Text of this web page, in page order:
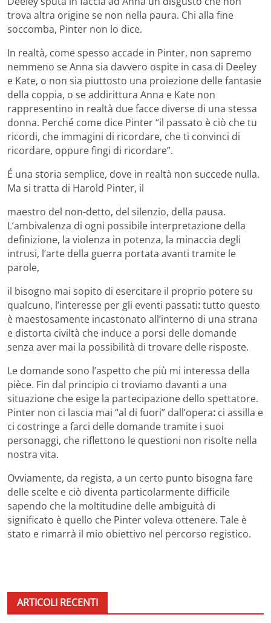
trova altra origine se non nella paura. Chi alla fine
soccomba, Pinter non lo dice.
In realtà, come spesso accade in Pinter, non sapremo
nemmeno se Anna sia davvero ospite in casa di Deeley
e Kate, o non sia piuttosto una proiezione delle fantasie
della coppia, o se addirittura Anna e Kate non
rappresentino in realtà due facce diverse di una stessa
donna. Perché come dice Pinter “il passato è ciò che tu
ricordi, che immagini di ricordare, che ti convinci di
ricordare, oppure fingi di ricordare”.
É una storia semplice, dove in realtà non succede nulla.
Ma si tratta di Harold Pinter, il
maestro del non-detto, del silenzio, della pausa.
Lʼambivalenza di ogni possibile interpretazione della
definizione, la violenza in potenza, la minaccia degli
intrusi, lʼarte della guerra portata avanti tramite le
parole,
il bisogno mai sopito di esercitare il proprio potere su
qualcuno, lʼinteresse per gli eventi passati:tutto questo
è maestosamente incastonato allʼinterno di una strana
e distorta civiltà che induce a porsi delle domande
senza aver mai la possibilità di trovare delle risposte.
Le domande sono lʼaspetto che più mi interessa della
pièce. Fin dal principio ci troviamo davanti a una
situazione che esige la partecipazione dello spettatore.
Pinter non ci lascia mai “al di fuori” dallʼopera: ci assilla e
ci costringe a farci delle domande tramite i suoi
personaggi, che riflettono le questioni non risolte nella
nostra vita.
Ovviamente, da regista, a un certo punto bisogna fare
delle scelte e ciò diventa particolarmente difficile
sapendo che la moltitudine delle ambiguità di
significato è quello che Pinter voleva ottenere. Tale è
stato e rimarrà il mio obiettivo nel percorso registico.
ARTICOLI RECENTI